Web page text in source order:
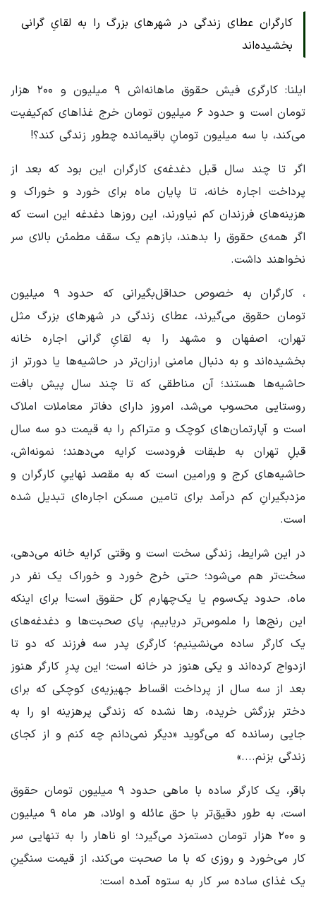
کارگران عطای زندگی در شهرهای بزرگ را به لقایِ گرانی
بخشیده‌اند
ایلنا: کارگری فیش حقوق ماهانه‌اش ۹ میلیون و ۲۰۰ هزار
تومان است و حدود ۶ میلیون تومان خرج غذاهای کم‌کیفیت
می‌کند، با سه میلیون تومانِ باقیمانده چطور زندگی کند؟!
اگر تا چند سال قبل دغدغه‌ی کارگران این بود که بعد از
پرداخت اجاره خانه، تا پایان ماه برای خورد و خوراک و
هزینه‌های فرزندان کم نیاورند، این روزها دغدغه این است که
اگر همه‌ی حقوق را بدهند، بازهم یک سقف مطمئن بالای سر
نخواهند داشت.
، کارگران به خصوص حداقل‌بگیرانی که حدود ۹ میلیون
تومان حقوق می‌گیرند، عطای زندگی در شهرهای بزرگ مثل
تهران، اصفهان و مشهد را به لقایِ گرانی اجاره خانه
بخشیده‌اند و به دنبال مامنی ارزان‌تر در حاشیه‌ها یا دورتر از
حاشیه‌ها هستند؛ آن مناطقی که تا چند سال پیش بافت
روستایی محسوب می‌شد، امروز دارای دفاتر معاملات املاک
است و آپارتمان‌های کوچک و متراکم را به قیمت دو سه سال
قبلِ تهران به طبقات فرودست کرایه می‌دهند؛ نمونه‌اش،
حاشیه‌های کرج و ورامین است که به مقصد نهاییِ کارگران و
مزدبگیرانِ کم درآمد برای تامین مسکن اجاره‌ای تبدیل شده
است.
در این شرایط، زندگی سخت است و وقتی کرایه خانه می‌دهی،
سخت‌تر هم می‌شود؛ حتی خرج خورد و خوراک یک نفر در
ماه، حدود یک‌سوم یا یک‌چهارم کل حقوق است! برای اینکه
این رنج‌ها را ملموس‌تر دریابیم، پای صحبت‌ها و دغدغه‌های
یک کارگر ساده می‌نشینیم؛ کارگری پدر سه فرزند که دو تا
ازدواج کرده‌اند و یکی هنوز در خانه است؛ این پدرِ کارگر هنوز
بعد از سه سال از پرداخت اقساط جهیزیه‌ی کوچکی که برای
دختر بزرگش خریده، رها نشده که زندگی پرهزینه او را به
جایی رسانده که می‌گوید «دیگر نمی‌دانم چه کنم و از کجای
زندگی بزنم....»
باقر، یک کارگر ساده با ماهی حدود ۹ میلیون تومان حقوق
است، به طور دقیق‌تر با حق عائله و اولاد، هر ماه ۹ میلیون
و ۲۰۰ هزار تومان دستمزد می‌گیرد؛ او ناهار را به تنهایی سر
کار می‌خورد و روزی که با ما صحبت می‌کند، از قیمت سنگینِ
یک غذای ساده سر کار به ستوه آمده است: